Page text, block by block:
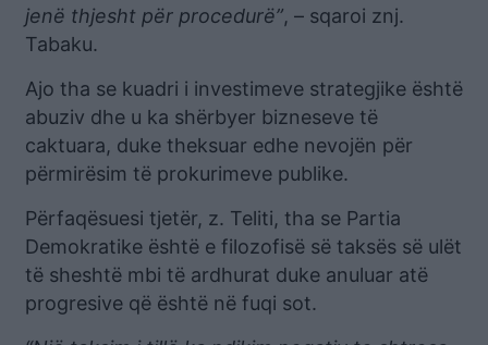
jenë thjesht për procedurë”, – sqaroi znj.
Tabaku.
Ajo tha se kuadri i investimeve strategjike është
abuziv dhe u ka shërbyer bizneseve të
caktuara, duke theksuar edhe nevojën për
përmirësim të prokurimeve publike.
Përfaqësuesi tjetër, z. Teliti, tha se Partia
Demokratike është e filozofisë së taksës së ulët
të sheshtë mbi të ardhurat duke anuluar atë
progresive që është në fuqi sot.